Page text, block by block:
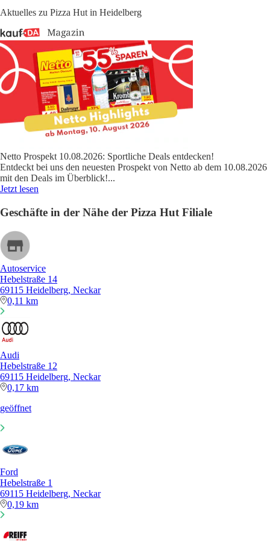
Aktuelles zu Pizza Hut in Heidelberg
Netto Prospekt 10.08.2026: Sportliche Deals entdecken!
Entdeckt bei uns den neuesten Prospekt von Netto ab dem 10.08.2026
mit den Deals im Überblick!...
Jetzt lesen
Geschäfte in der Nähe der Pizza Hut Filiale
Autoservice
Hebelstraße 14
69115 Heidelberg, Neckar
0,11 km
Audi
Hebelstraße 12
69115 Heidelberg, Neckar
0,17 km
geöffnet
Ford
Hebelstraße 1
69115 Heidelberg, Neckar
0,19 km